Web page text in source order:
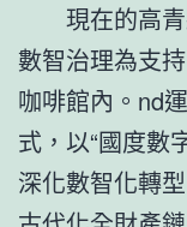
現在的高
數智治理為支
咖啡館內。nd
式，以“國度數
深化數智化轉